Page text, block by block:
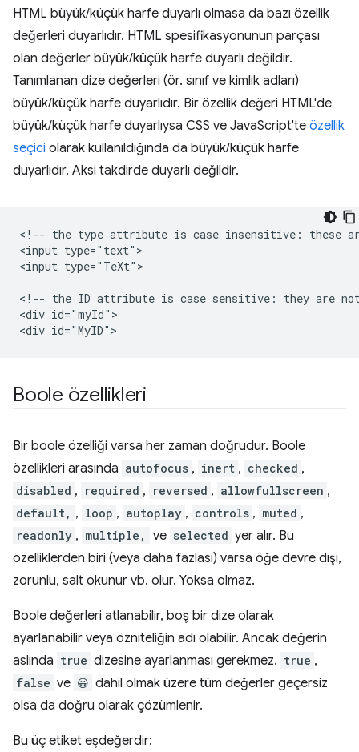
HTML büyük/küçük harfe duyarlı olmasa da bazı özellik
değerleri duyarlıdır. HTML spesifikasyonunun parçası
olan değerler büyük/küçük harfe duyarlı değildir.
Tanımlanan dize değerleri (ör. sınıf ve kimlik adları)
büyük/küçük harfe duyarlıdır. Bir özellik değeri HTML'de
büyük/küçük harfe duyarlıysa CSS ve JavaScript'te özellik
seçici olarak kullanıldığında da büyük/küçük harfe
duyarlıdır. Aksi takdirde duyarlı değildir.
<!-- the type attribute is case insensitive: these
<input type="text">
<input type="TeXt">
<!-- the ID attribute is case sensitive: they are
<div id="myId">
Boole özellikleri
Bir boole özelliği varsa her zaman doğrudur. Boole
özellikleri arasında autofocus , inert , checked ,
disabled , required , reversed , allowfullscreen ,
default, , loop , autoplay , controls , muted ,
readonly , multiple, ve selected yer alır. Bu
özelliklerden biri (veya daha fazlası) varsa öğe devre dışı,
zorunlu, salt okunur vb. olur. Yoksa olmaz.
Boole değerleri atlanabilir, boş bir dize olarak
ayarlanabilir veya özniteliğin adı olabilir. Ancak değerin
aslında true dizesine ayarlanması gerekmez. true ,
false ve 😀 dahil olmak üzere tüm değerler geçersiz
olsa da doğru olarak çözümlenir.
Bu üç etiket eşdeğerdir: